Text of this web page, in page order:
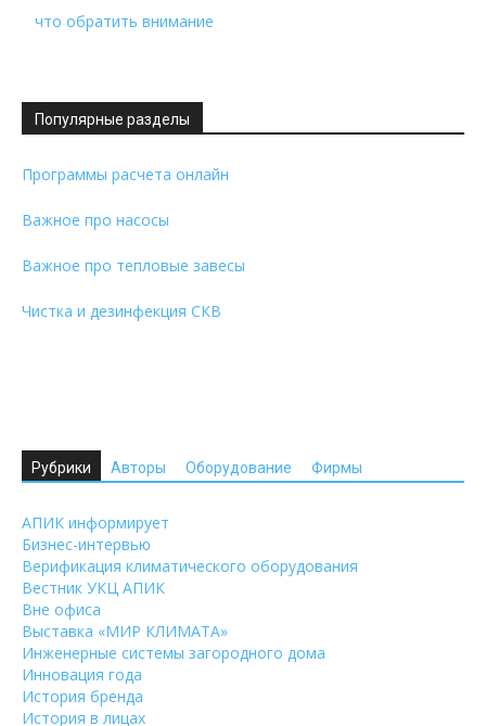
что обратить внимание
Популярные разделы
Программы расчета онлайн
Важное про насосы
Важное про тепловые завесы
Чистка и дезинфекция СКВ
Рубрики Авторы Оборудование Фирмы
АПИК информирует
Бизнес-интервью
Верификация климатического оборудования
Вестник УКЦ АПИК
Вне офиса
Выставка «МИР КЛИМАТА»
Инженерные системы загородного дома
Инновация года
История бренда
История в лицах